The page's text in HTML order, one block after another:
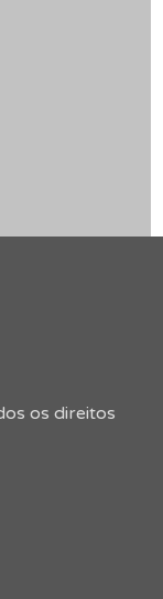
os direitos